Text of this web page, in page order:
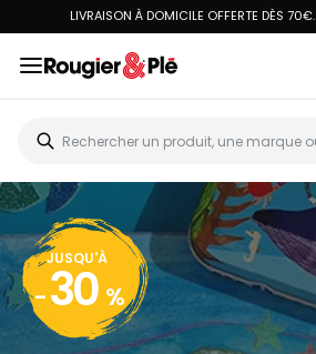
LIVRAISON À DOMICILE OFFERTE DÈS 70€.
JUSQU'À
- 30 %